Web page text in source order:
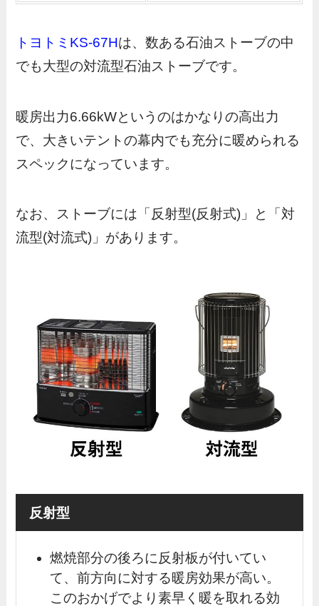
トヨトミKS-67Hは、数ある石油ストーブの中
でも大型の対流型石油ストーブです。
暖房出力6.66kWというのはかなりの高出力
で、大きいテントの幕内でも充分に暖められる
スペックになっています。
なお、ストーブには「反射型(反射式)」と「対
流型(対流式)」があります。
反射型
燃焼部分の後ろに反射板が付いてい
て、前方向に対する暖房効果が高い。
このおかげでより素早く暖を取れる効